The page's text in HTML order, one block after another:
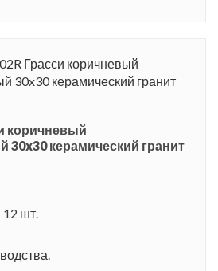
коричневый
30x30 керамический гранит
шт.